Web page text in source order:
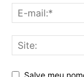
Salve meu